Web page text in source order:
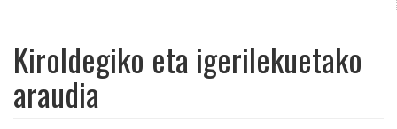
Kiroldegiko eta igerilekuetako
araudia